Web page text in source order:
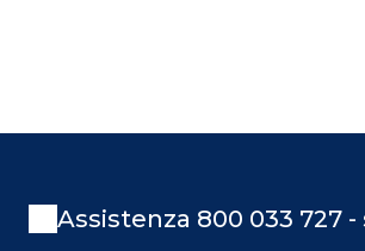
Assistenza 800 033 727